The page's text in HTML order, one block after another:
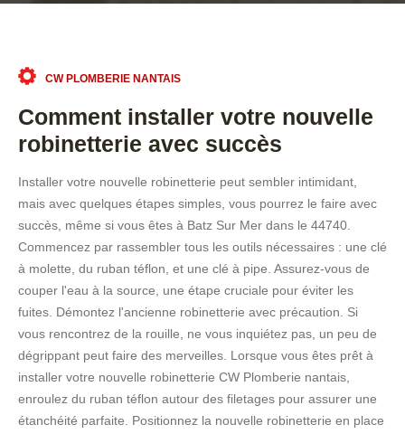
CW PLOMBERIE NANTAIS
Comment installer votre nouvelle
robinetterie avec succès
Installer votre nouvelle robinetterie peut sembler intimidant,
mais avec quelques étapes simples, vous pourrez le faire avec
succès, même si vous êtes à Batz Sur Mer dans le 44740.
Commencez par rassembler tous les outils nécessaires : une clé
à molette, du ruban téflon, et une clé à pipe. Assurez-vous de
couper l'eau à la source, une étape cruciale pour éviter les
fuites. Démontez l'ancienne robinetterie avec précaution. Si
vous rencontrez de la rouille, ne vous inquiétez pas, un peu de
dégrippant peut faire des merveilles. Lorsque vous êtes prêt à
installer votre nouvelle robinetterie CW Plomberie nantais,
enroulez du ruban téflon autour des filetages pour assurer une
étanchéité parfaite. Positionnez la nouvelle robinetterie en place